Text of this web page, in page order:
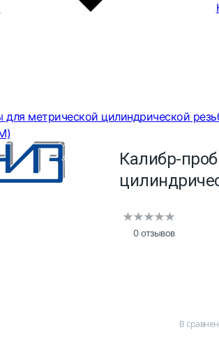
для метрической цилиндрической
Калибр-
0 отзывов
В